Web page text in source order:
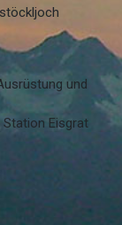
und
Eisgrat